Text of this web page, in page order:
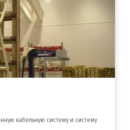
кабельную систему и систему